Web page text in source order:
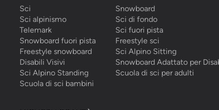
Sci
Snowboard
Sci alpinismo
Sci di fondo
Telemark
Sci fuori pista
Snowboard fuori pista
Freestyle sci
Freestyle snowboard
Sci Alpino Sitting
Disabili Visivi
Snowboard Adattato per
Sci Alpino Standing
Scuola di sci per adulti
Scuola di sci bambini